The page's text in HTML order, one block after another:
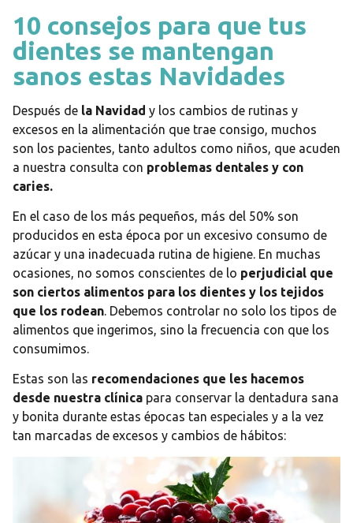
10 consejos para que tus
dientes se mantengan
sanos estas Navidades
Después de la Navidad y los cambios de rutinas y
excesos en la alimentación que trae consigo, muchos
son los pacientes, tanto adultos como niños, que acuden
a nuestra consulta con problemas dentales y con
caries.
En el caso de los más pequeños, más del 50% son
producidos en esta época por un excesivo consumo de
azúcar y una inadecuada rutina de higiene. En muchas
ocasiones, no somos conscientes de lo perjudicial que
son ciertos alimentos para los dientes y los tejidos
que los rodean. Debemos controlar no solo los tipos de
alimentos que ingerimos, sino la frecuencia con que los
consumimos.
Estas son las recomendaciones que les hacemos
desde nuestra clínica para conservar la dentadura sana
y bonita durante estas épocas tan especiales y a la vez
tan marcadas de excesos y cambios de hábitos: